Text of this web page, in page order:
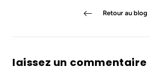
Retour au blog
laissez un commentaire